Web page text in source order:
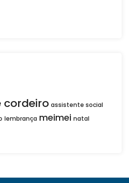
cordeiro assistente social
lembrança meimei natal